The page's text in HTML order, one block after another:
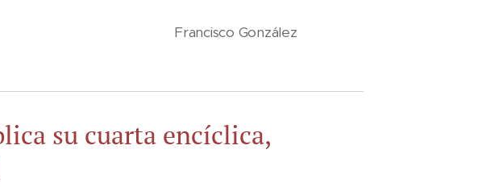
Francisco González
su cuarta encíclica,